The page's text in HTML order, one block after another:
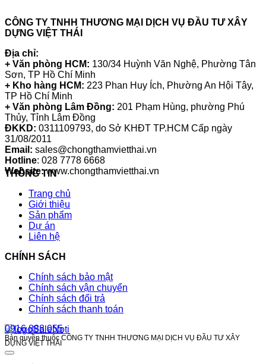
CÔNG TY TNHH THƯƠNG MẠI DỊCH VỤ ĐẦU TƯ XÂY
DỰNG VIỆT THÁI
Địa chỉ:
+ Văn phòng HCM: 130/34 Huỳnh Văn Nghệ, Phường Tân
Sơn, TP Hồ Chí Minh
+ Kho hàng HCM: 223 Phan Huy Ích, Phường An Hội Tây,
TP Hồ Chí Minh
+ Văn phòng Lâm Đồng: 201 Phạm Hùng, phường Phú
Thủy, Tỉnh Lâm Đồng
ĐKKD: 0311109793, do Sở KHĐT TP.HCM Cấp ngày
31/08/2011
Email: sales@chongthamvietthai.vn
Hotline: 028 7778 6668
Website:www.chongthamvietthai.vn
THÔNG TIN
Trang chủ
Giới thiệu
Sản phẩm
Dự án
Liên hệ
CHÍNH SÁCH
Chính sách bảo mật
Chính sách vận chuyển
Chính sách đổi trả
Chính sách thanh toán
0916 888 055
Bản quyền thuộc CÔNG TY TNHH THƯƠNG MẠI DỊCH VỤ ĐẦU TƯ XÂY
DỰNG VIỆT THÁI